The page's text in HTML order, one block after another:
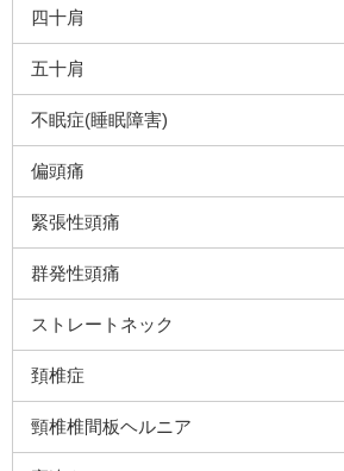
四十肩
五十肩
不眠症(睡眠障害)
偏頭痛
緊張性頭痛
群発性頭痛
ストレートネック
頚椎症
頸椎椎間板ヘルニア